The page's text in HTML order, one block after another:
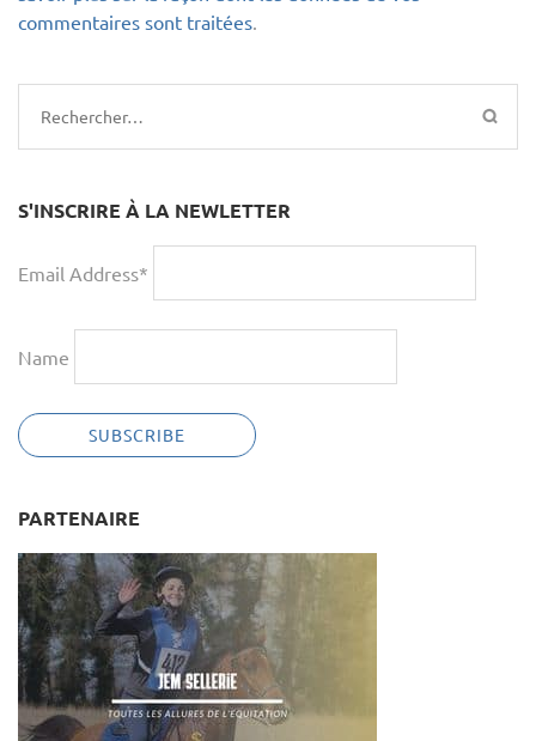
commentaires sont traitées
Rechercher :
S'INSCRIRE À LA NEWLETTER
Email Address*
Name
PARTENAIRE